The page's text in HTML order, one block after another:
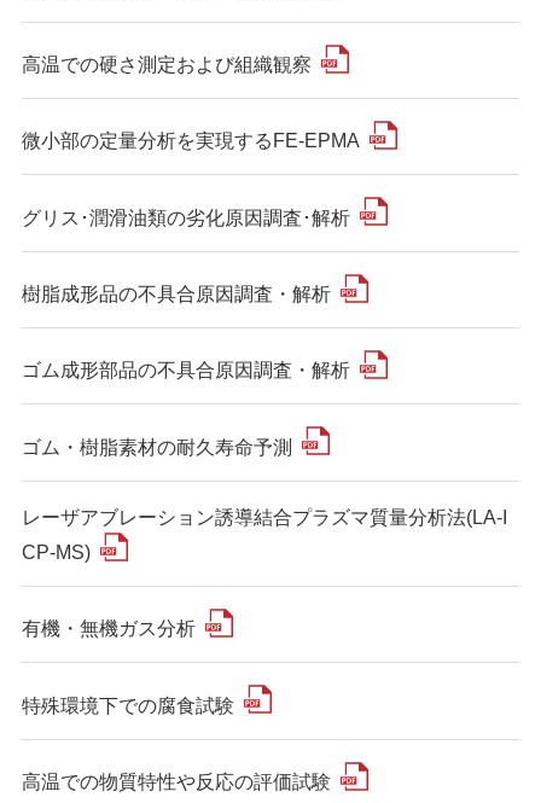
高温での硬さ測定および組織観察
微小部の定量分析を実現するFE-EPMA
グリス･潤滑油類の劣化原因調査･解析
樹脂成形品の不具合原因調査・解析
ゴム成形部品の不具合原因調査・解析
ゴム・樹脂素材の耐久寿命予測
レーザアブレーション誘導結合プラズマ質量分析法(LA-I
CP-MS)
有機・無機ガス分析
特殊環境下での腐食試験
高温での物質特性や反応の評価試験